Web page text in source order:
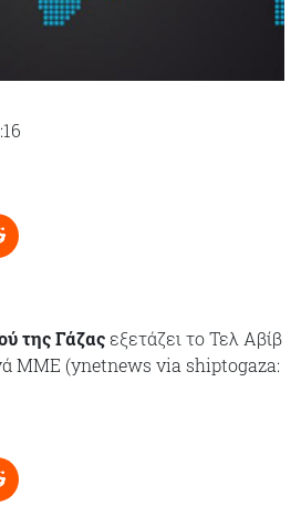
της Γάζαςεξετάζει το Τελ Αβίβ
ΜΜΕ (ynetnews via shiptogaza: